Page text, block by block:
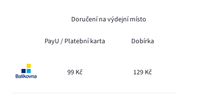
Doručení na výdejní místo
PayU / Platební karta Dobírka
99 Kč 129 Kč